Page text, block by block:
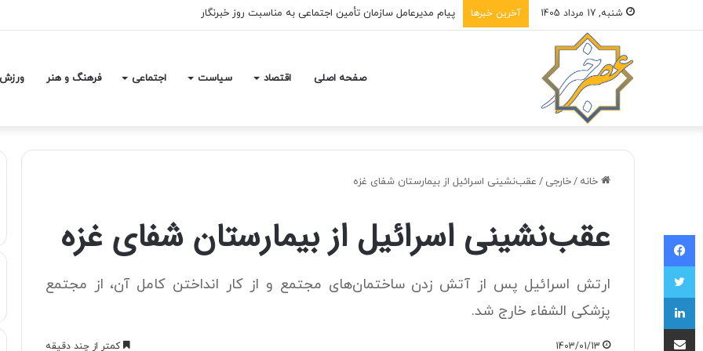
شنبه, 17 مرداد 1405 آخرین خبرها پیام مدیرعامل سازمان تأمین اجتماعی به مناسبت روز خبرنگار
صفحه اصلی اقتصاد سیاست اجتماعی فرهنگ و هنر ورزش
خانه /خارجی / عقب‌نشینی اسرائیل از بیمارستان شفای غزه
عقب‌نشینی اسرائیل از بیمارستان شفای غزه
ارتش اسرائیل پس از آتش زدن ساختمان‌های مجتمع و از کار انداختن کامل آن، از مجتمع
پزشکی الشفاء خارج شد.
1403/01/13 کمتر از چند دقیقه